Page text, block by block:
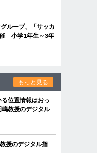
ループ、「サッカ
小学1年生～3年
もっと見る
位置情報はおっ
教授のデジタル
授のデジタル指